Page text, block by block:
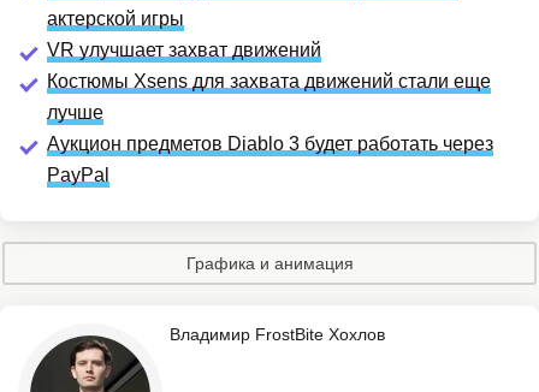
актерской игры
VR улучшает захват движений
Костюмы Xsens для захвата движений стали еще
лучше
Аукцион предметов Diablo 3 будет работать через
PayPal
Графика и анимация
Владимир FrostBite Хохлов